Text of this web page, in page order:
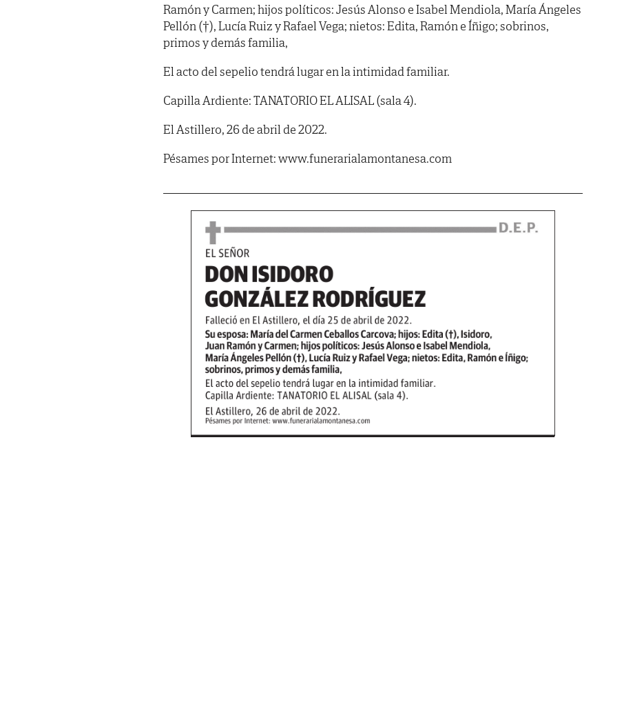
Ramón y Carmen; hijos políticos: Jesús Alonso e Isabel Mendiola, María Ángeles
Pellón (†), Lucía Ruiz y Rafael Vega; nietos: Edita, Ramón e Íñigo; sobrinos,
primos y demás familia,
El acto del sepelio tendrá lugar en la intimidad familiar.
Capilla Ardiente: TANATORIO EL ALISAL (sala 4).
El Astillero, 26 de abril de 2022.
Pésames por Internet: www.funerarialamontanesa.com